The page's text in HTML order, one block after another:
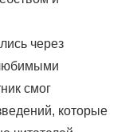
через
смог
которые